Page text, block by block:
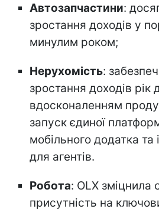
Автозапчастини:
зростання доходів у
минулим роком;
Нерухомість:
зростання доходів рік
вдосконаленням
запуск єдиної
мобільного додатка та
для агентів.
Робота: OLX зміцнила
присутність на